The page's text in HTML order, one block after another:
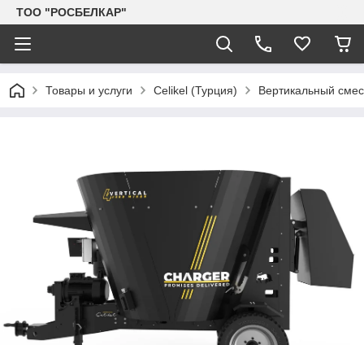
TOO "РОСБЕЛКАР"
Товары и услуги Celikel (Турция) Вертикальный